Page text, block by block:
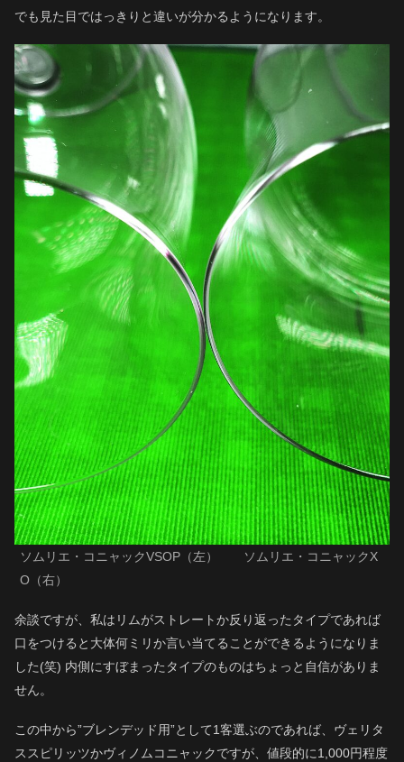
でも見た目ではっきりと違いが分かるようになります。
ソムリエ・コニャックVSOP（左） ソムリエ・コニャックX
O（右）
余談ですが、私はリムがストレートか反り返ったタイプであれば
口をつけると大体何ミリか言い当てることができるようになりま
した(笑) 内側にすぼまったタイプのものはちょっと自信がありま
せん。
この中から”ブレンデッド用”として1客選ぶのであれば、ヴェリタ
ススピリッツかヴィノムコニャックですが、値段的に1,000円程度